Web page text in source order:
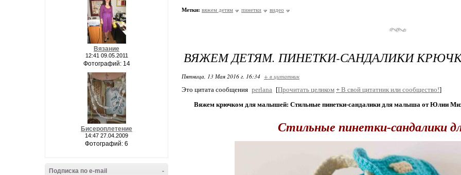
Вязание
12:41 09.05.2011
Фотографий: 14
Бисероплетение
14:47 27.04.2009
Фотографий: 6
-
Подписка по e-mail
Метки: вяжем детям пинетки видео
ВЯЖЕМ ДЕТЯМ. ПИНЕТКИ-САНДАЛИКИ
Пятница, 13 Мая 2016 г. 16:34 + в цитатник
Это цитата сообщения perlana [Прочитать целиком + В свой цитатник или сообщество!]
Вяжем крючком для малышей: Стильные пинетки-сандалики для малыша от Юлии
Стильные пинетки-сандалики